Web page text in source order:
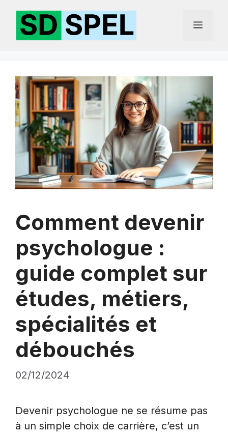
contenu
Menu
Comment devenir
psychologue :
guide complet sur
études, métiers,
spécialités et
débouchés
02/12/2024
Devenir psychologue ne se résume pas
à un simple choix de carrière, c’est un